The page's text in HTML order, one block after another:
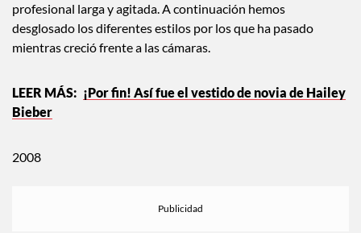
profesional larga y agitada. A continuación hemos
desglosado los diferentes estilos por los que ha pasado
mientras creció frente a las cámaras.
¡Por fin! Así fue el vestido de novia de Hailey
Bieber
2008